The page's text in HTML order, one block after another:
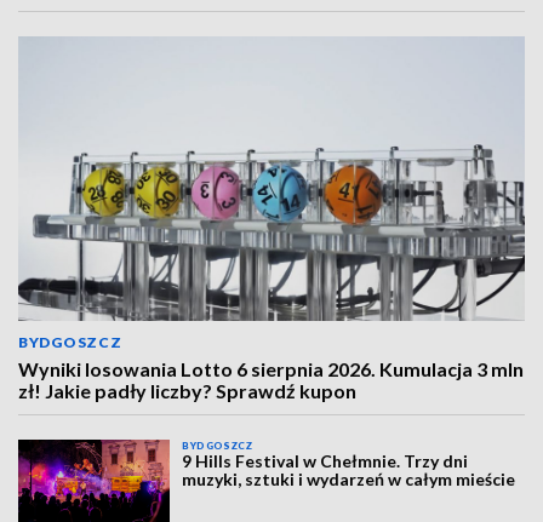
BYDGOSZCZ
Wyniki losowania Lotto 6 sierpnia 2026. Kumulacja 3 mln
zł! Jakie padły liczby? Sprawdź kupon
BYDGOSZCZ
9 Hills Festival w Chełmnie. Trzy dni
muzyki, sztuki i wydarzeń w całym mieście